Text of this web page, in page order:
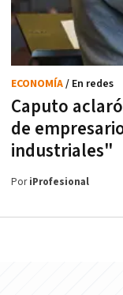
Caputo
de
industriales"
ECONOMÍA/ En redes
PoriProfesional